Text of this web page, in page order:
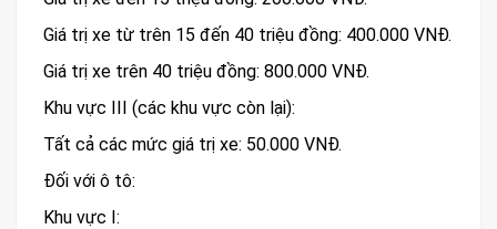
Giá trị xe từ trên 15 đến 40 triệu đồng: 400.000 VNĐ.
Giá trị xe trên 40 triệu đồng: 800.000 VNĐ.
Khu vực III (các khu vực còn lại):
Tất cả các mức giá trị xe: 50.000 VNĐ.
Đối với ô tô:
Khu vực I: